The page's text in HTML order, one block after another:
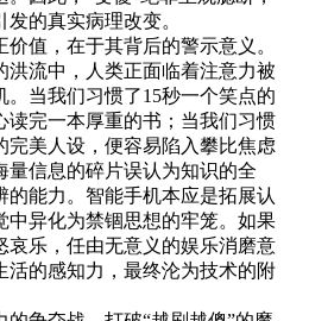
的真实病理改变。
值，在于其背后的警示意义。
洪流中，人类正面临着注意力被
。当我们习惯了15秒一个笑点的
读完一本厚重的书；当我们习惯
完美人设，便容易陷入攀比焦虑
量信息的碎片误认为知识的全
的能力。智能手机本应是拓展认
中异化为禁锢思想的牢笼。如果
哀乐，任由无意义的娱乐消磨意
活的感知力，最终沦为技术的附